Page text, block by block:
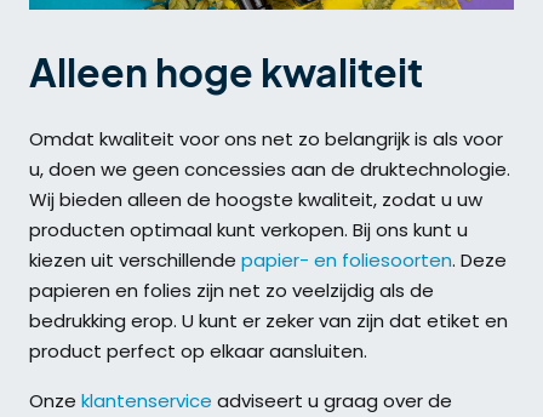
Alleen hoge kwaliteit
Omdat kwaliteit voor ons net zo belangrijk is als voor
u, doen we geen concessies aan de druktechnologie.
Wij bieden alleen de hoogste kwaliteit, zodat u uw
producten optimaal kunt verkopen. Bij ons kunt u
kiezen uit verschillende papier- en foliesoorten. Deze
papieren en folies zijn net zo veelzijdig als de
bedrukking erop. U kunt er zeker van zijn dat etiket en
product perfect op elkaar aansluiten.
Onze klantenservice adviseert u graag over de